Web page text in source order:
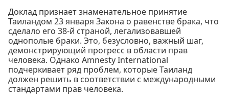
Доклад признает знаменательное принятие
Таиландом 23 января Закона о равенстве брака, что
сделало его 38-й страной, легализовавшей
однополые браки. Это, безусловно, важный шаг,
демонстрирующий прогресс в области прав
человека. Однако Amnesty International
подчеркивает ряд проблем, которые Таиланд
должен решить в соответствии с международными
стандартами прав человека.